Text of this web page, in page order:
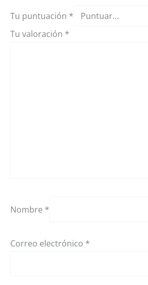
Tu puntuación *
Tu valoración *
Nombre *
Correo electrónico *